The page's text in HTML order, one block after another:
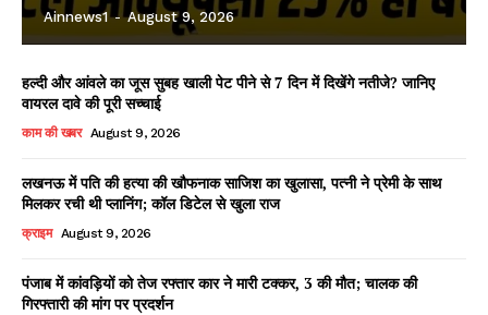
Ainnews1 - August 9, 2026
हल्दी और आंवले का जूस सुबह खाली पेट पीने से 7 दिन में दिखेंगे नतीजे? जानिए
वायरल दावे की पूरी सच्चाई
काम की खबर August 9, 2026
लखनऊ में पति की हत्या की खौफनाक साजिश का खुलासा, पत्नी ने प्रेमी के साथ
मिलकर रची थी प्लानिंग; कॉल डिटेल से खुला राज
क्राइम August 9, 2026
पंजाब में कांवड़ियों को तेज रफ्तार कार ने मारी टक्कर, 3 की मौत; चालक की
गिरफ्तारी की मांग पर प्रदर्शन